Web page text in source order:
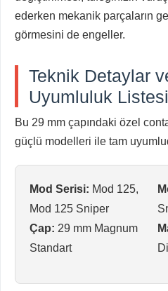
ederken mekanik parçaların
görmesini de engeller.
Teknik Detaylar
Uyumluluk Listesi
Bu 29 mm çapındaki özel
güçlü modelleri ile tam
Mod Serisi: Mod 125,
Mod 125 Sniper
Çap: 29 mm Magnum
Standart